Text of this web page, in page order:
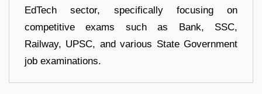
EdTech sector, specifically focusing on
competitive exams such as Bank, SSC,
Railway, UPSC, and various State Government
job examinations.